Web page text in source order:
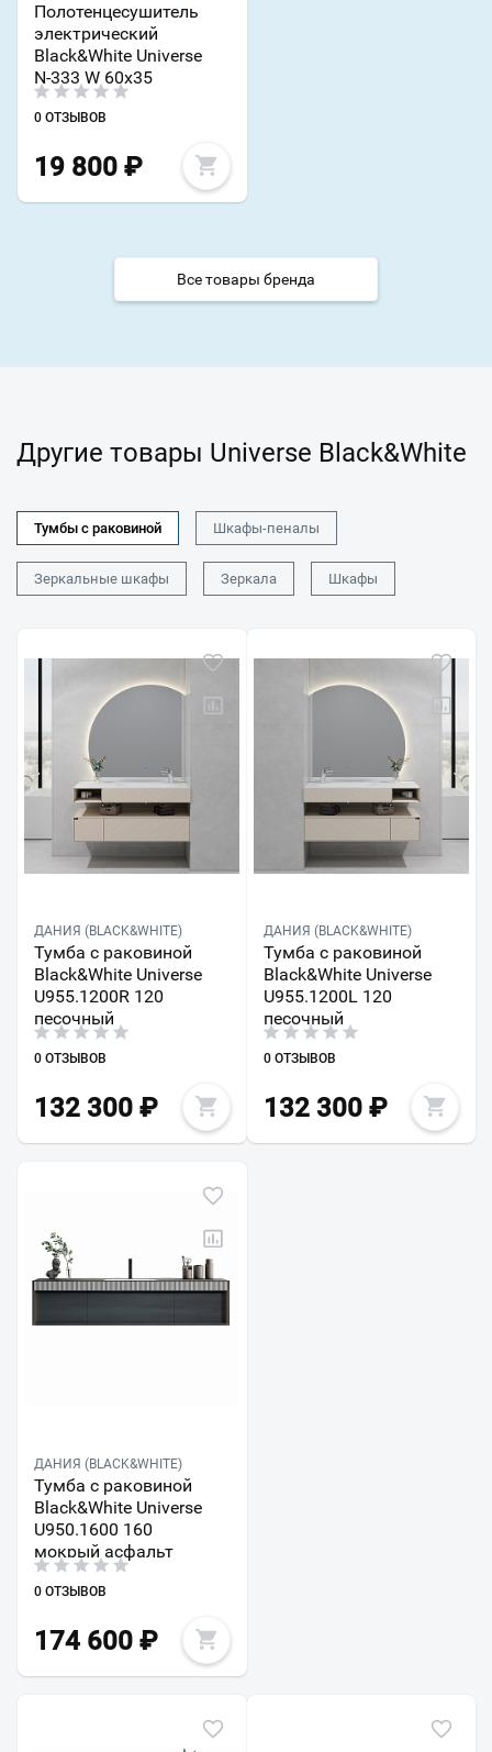
Полотенцесушитель
электрический
Black&White Universe
N-333 W 60х35
0 ОТЗЫВОВ
19 800 ₽
Все товары бренда
Другие товары Universe Black&White
Тумбы с раковиной Шкафы-пеналы
Зеркальные шкафы Зеркала Шкафы
ДАНИЯ (BLACK&WHITE)
Тумба с раковиной
Black&White Universe
U955.1200R 120
песочный
0 ОТЗЫВОВ
132 300 ₽
ДАНИЯ (BLACK&WHITE)
Тумба с раковиной
Black&White Universe
U955.1200L 120
песочный
0 ОТЗЫВОВ
132 300₽
ДАНИЯ (BLACK&WHITE)
Тумба с раковиной
Black&White Universe
U950.1600 160
мокрый асфальт
0 ОТЗЫВОВ
174 600 ₽